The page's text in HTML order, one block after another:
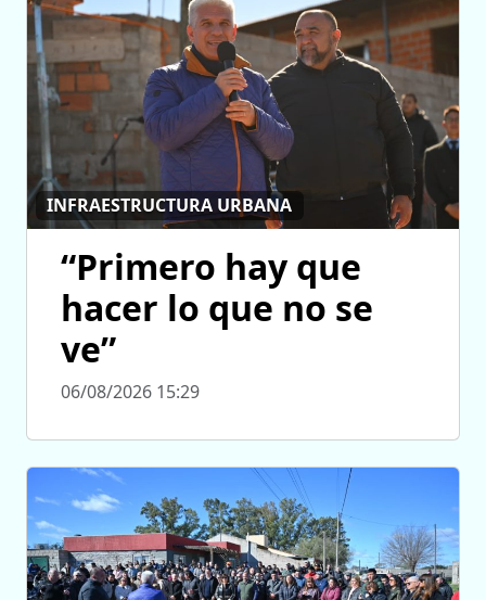
INFRAESTRUCTURA URBANA
“Primero hay que
hacer lo que no se
ve”
06/08/2026 15:29